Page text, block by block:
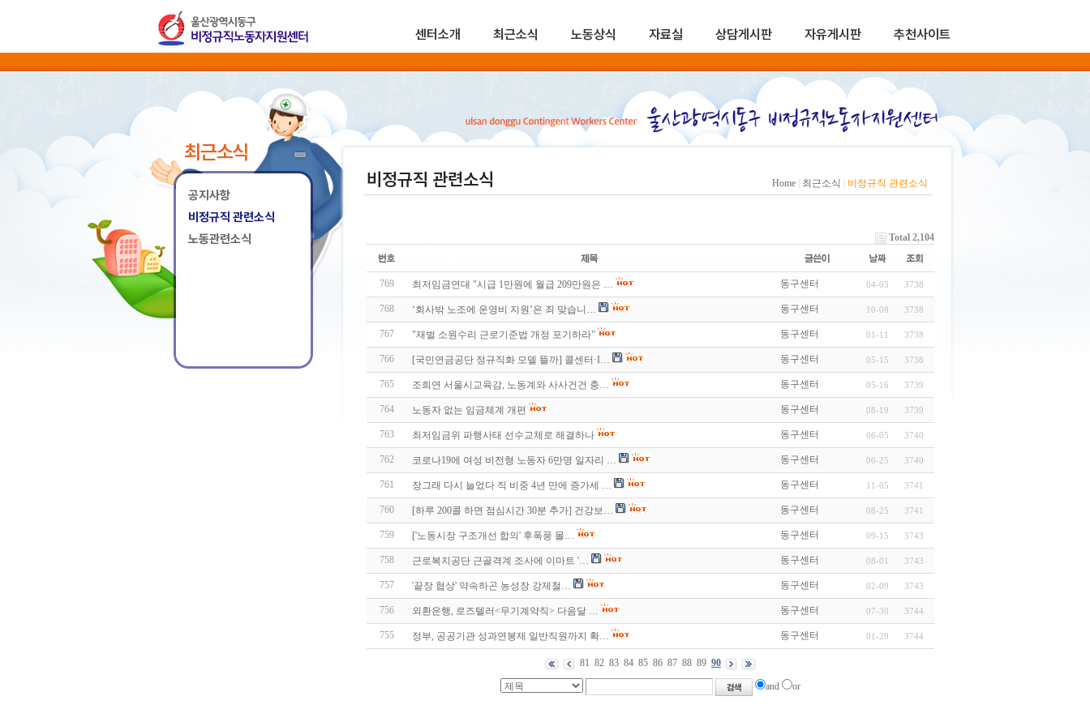
센터소개 최근소식 노동상식 자료실 상담게시판 자유게시판 추천사이트
최근소식
공지사항
비정규직 관련소식
노동관련소식
비정규직 관련소식 Home 최근소식 비정규직 관련소식
Total 2,104
769 최저임금연대 "시급 1만원에 월급 209만원은 … 동구센터 04-03 3738
768 ‘회사밖 노조에 운영비 지원’은 죄 맞습니… 동구센터 10-08 3738
767 "재벌 소원수리 근로기준법 개정 포기하라" 동구센터 01-11 3738
766 [국민연금공단 정규직화 모델 뜰까] 콜센터·I… 동구센터 05-15 3738
765 조희연 서울시교육감, 노동계와 사사건건 충… 동구센터 05-16 3739
764 노동자 없는 임금체계 개편 동구센터 08-19 3739
763 최저임금위 파행사태 선수교체로 해결하나 동구센터 06-05 3740
762 코로나19에 여성 비전형 노동자 6만명 일자리 … 동구센터 06-25 3740
761 장그래 다시 늘었다 직 비중 4년 만에 증가세 … 동구센터 11-05 3741
760 [하루 200콜 하면 점심시간 30분 추가] 건강보… 동구센터 08-25 3741
759 ['노동시장 구조개선 합의' 후폭풍 몰… 동구센터 09-15 3743
758 근로복지공단 근골격계 조사에 이마트 '… 동구센터 08-01 3743
757 '끝장 협상' 약속하곤 농성장 강제철… 동구센터 02-09 3743
756 외환은행, 로즈텔러<무기계약직> 다음달 … 동구센터 07-30 3744
755 정부, 공공기관 성과연봉제 일반직원까지 확… 동구센터 01-29 3744
81 82 83 84 85 86 87 88 89 90
and or